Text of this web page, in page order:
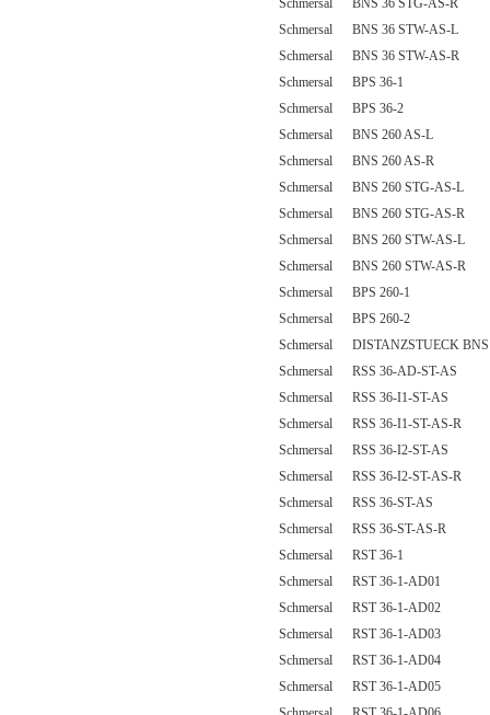
Schmersal BNS 36 STG-AS-R
Schmersal BNS 36 STW-AS-L
Schmersal BNS 36 STW-AS-R
Schmersal BPS 36-1
Schmersal BPS 36-2
Schmersal BNS 260 AS-L
Schmersal BNS 260 AS-R
Schmersal BNS 260 STG-AS-L
Schmersal BNS 260 STG-AS-R
Schmersal BNS 260 STW-AS-L
Schmersal BNS 260 STW-AS-R
Schmersal BPS 260-1
Schmersal BPS 260-2
Schmersal DISTANZSTUECK BNS
Schmersal RSS 36-AD-ST-AS
Schmersal RSS 36-I1-ST-AS
Schmersal RSS 36-I1-ST-AS-R
Schmersal RSS 36-I2-ST-AS
Schmersal RSS 36-I2-ST-AS-R
Schmersal RSS 36-ST-AS
Schmersal RSS 36-ST-AS-R
Schmersal RST 36-1
Schmersal RST 36-1-AD01
Schmersal RST 36-1-AD02
Schmersal RST 36-1-AD03
Schmersal RST 36-1-AD04
Schmersal RST 36-1-AD05